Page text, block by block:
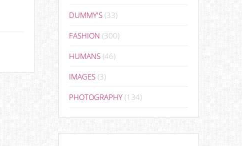
DUMMY'S (33)
FASHION (300)
HUMANS (46)
IMAGES (3)
PHOTOGRAPHY (134)